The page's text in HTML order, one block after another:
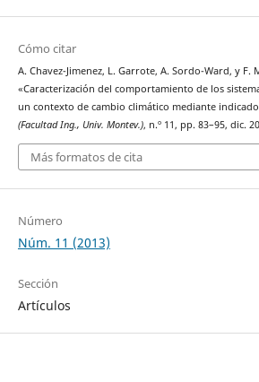
Cómo citar
A. Chavez-Jimenez, L. Garrote, A. Sordo-Ward, y F.
«Caracterización del comportamiento de los
un contexto de cambio climático mediante
(Facultad Ing., Univ. Montev.), n.º 11, pp. 83–95, dic.
Más formatos de cita
Número
Núm. 11 (2013)
Sección
Artículos